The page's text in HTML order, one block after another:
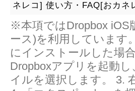
ネレコ] 使い方・FAQ[おカネ
※本項ではDropbox iOS
ース)を利用しています
にインストールした場
Dropboxアプリを起動
イルを選択します。 3.